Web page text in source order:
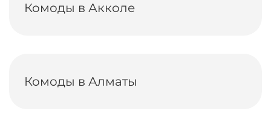
Комоды в Акколе
Комоды в Алматы